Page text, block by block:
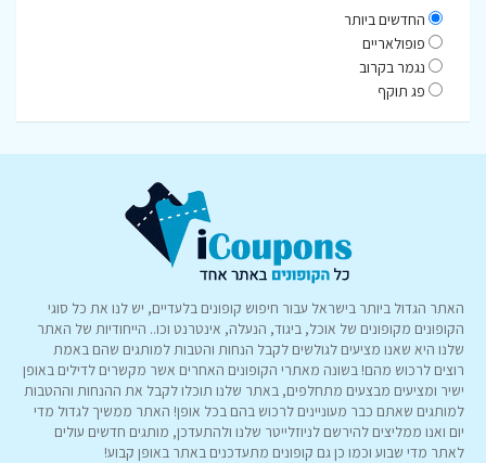
החדשים ביותר
פופולאריים
נגמר בקרוב
פג תוקף
האתר הגדול ביותר בישראל עבור חיפוש קופונים בלעדיים, יש לנו את כל סוגי
הקופונים מקופונים של אוכל, ביגוד, הנעלה, אינטרנט וכו.. הייחודיות של האתר
שלנו היא שאנו מציעים לגולשים לקבל הנחות והטבות למותגים שהם באמת
רוצים לרכוש מהם! בשונה מאתרי הקופונים האחרים אשר מקשרים לדילים באופן
ישיר ומציעים מבצעים מתחלפים, באתר שלנו תוכלו לקבל את ההנחות וההטבות
למותגים שאתם כבר מעוניינים לרכוש בהם בכל אופן! האתר ממשיך לגדול מדי
יום ואנו ממליצים להירשם לניוזלייטר שלנו ולהתעדכן, מותגים חדשים עולים
לאתר מדי שבוע וכמו כן גם קופונים מתעדכנים באתר באופן קבוע!